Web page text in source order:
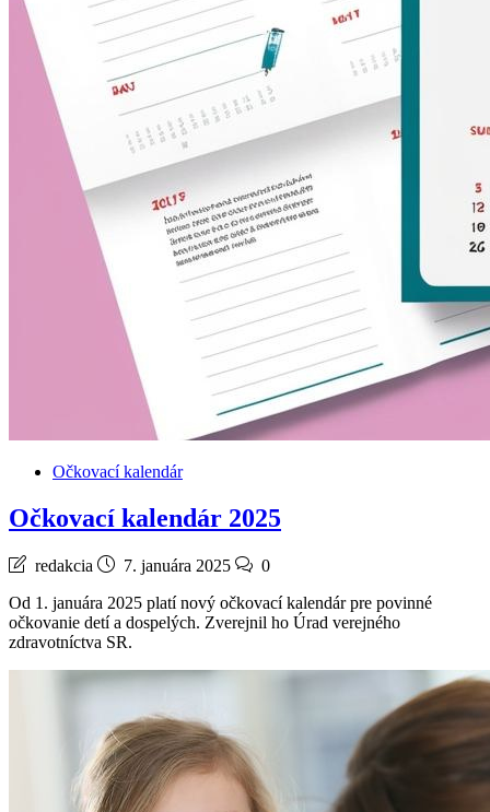
Očkovací kalendár
Očkovací kalendár 2025
redakcia 7. januára 2025
0
Od 1. januára 2025 platí nový očkovací kalendár pre povinné
očkovanie detí a dospelých. Zverejnil ho Úrad verejného
zdravotníctva SR.